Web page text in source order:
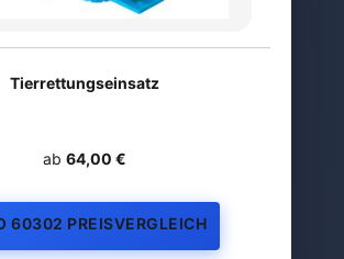
Tierrettungseinsatz
ab 64,00 €
60302 PREISVERGLEICH